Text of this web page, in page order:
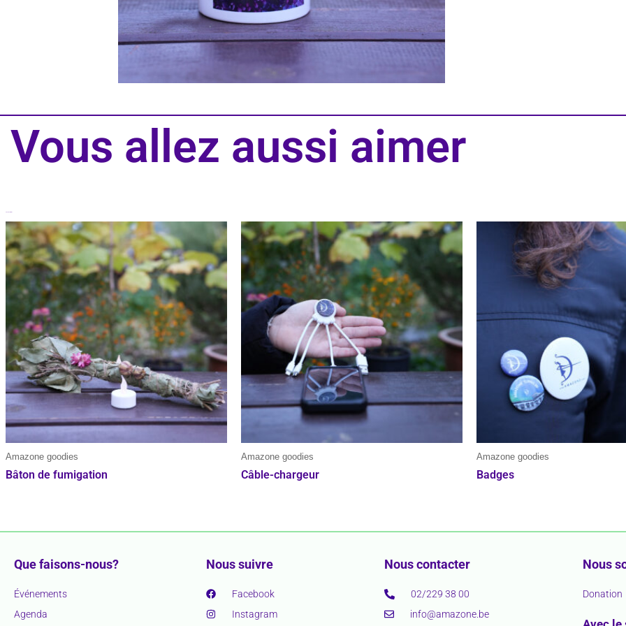
Vous allez aussi aimer
Amazone goodies
Bâton de fumigation
Amazone goodies
Câble-chargeur
Amazone goodies
Badges
Que faisons-nous?
Événements
Agenda
Nous suivre
Facebook
Instagram
Nous contacter
02/229 38 00
info@amazone.be
Nous
Donation